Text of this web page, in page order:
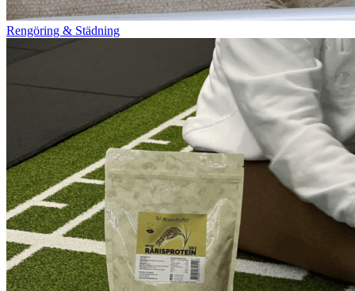
Rengöring & Städning